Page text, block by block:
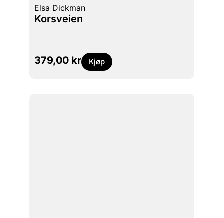
Elsa Dickman
Korsveien
379,00 kr Kjøp